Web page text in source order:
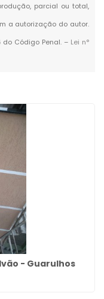
parcial ou total,
a autorização do autor.
Código Penal. – Lei n°
- Guarulhos